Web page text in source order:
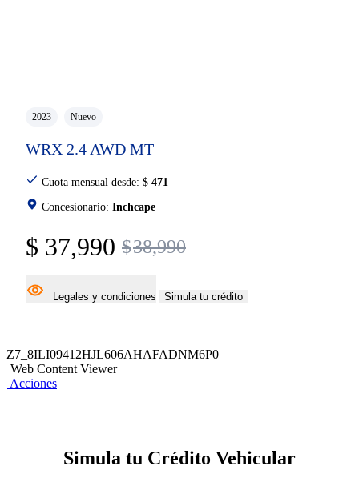
2023 Nuevo
WRX 2.4 AWD MT
Cuota mensual desde: $ 471
Concesionario: Inchcape
$ 37,990 $38,990
Legales y condiciones Simula tu crédito
Z7_8ILI09412HJL606AHAFADNM6P0
Web Content Viewer
Acciones
Simula tu Crédito Vehicular